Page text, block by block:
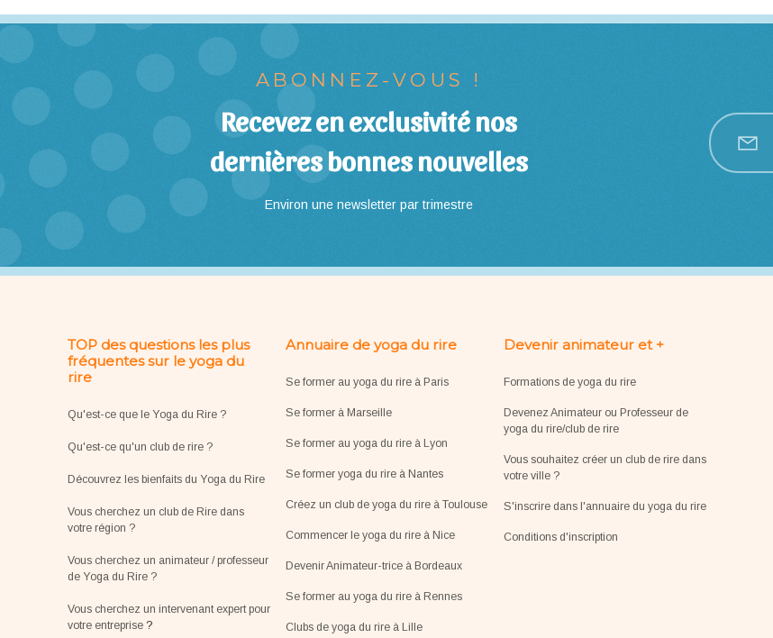
ABONNEZ-VOUS !
Recevez en exclusivité nos
dernières bonnes nouvelles
Environ une newsletter par trimestre
TOP des questions les plus
fréquentes sur le yoga du
rire
Qu'est-ce que le Yoga du Rire ?
Qu'est-ce qu'un club de rire ?
Découvrez les bienfaits du Yoga du Rire
Vous cherchez un club de Rire dans
votre région ?
Vous cherchez un animateur / professeur
de Yoga du Rire ?
Vous cherchez un intervenant expert pour
votre entreprise?
Annuaire de yoga du rire
Se former au yoga du rire à Paris
Se former à Marseille
Se former au yoga du rire à Lyon
Se former yoga du rire à Nantes
Créez un club de yoga du rire à Toulouse
Commencer le yoga du rire à Nice
Devenir Animateur-trice à Bordeaux
Se former au yoga du rire à Rennes
Clubs de yoga du rire à Lille
Devenir animateur et +
Formations de yoga du rire
Devenez Animateur ou Professeur de
yoga du rire/club de rire
Vous souhaitez créer un club de rire dans
votre ville ?
S'inscrire dans l'annuaire du yoga du rire
Conditions d'inscription